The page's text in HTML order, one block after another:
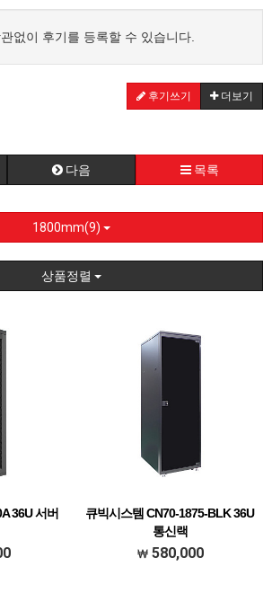
없이 후기를 등록할 수 있습니다.
후기쓰기 더보기
다음 목록
1800mm(9)
상품정렬
36U 서버
(36U)
큐빅시스템 CN70-1875-BLK 36U
통신랙
1800H x 750D x 600W (블랙)
580,000